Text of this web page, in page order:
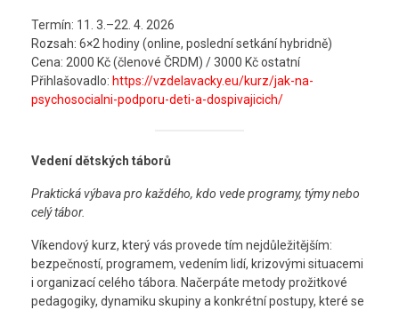
Termín: 11. 3.–22. 4. 2026
Rozsah: 6×2 hodiny (online, poslední setkání hybridně)
Cena: 2000 Kč (členové ČRDM) / 3000 Kč ostatní
Přihlašovadlo: https://vzdelavacky.eu/kurz/jak-na-
psychosocialni-podporu-deti-a-dospivajicich/
Vedení dětských táborů
Praktická výbava pro každého, kdo vede programy, týmy nebo
celý tábor.
Víkendový kurz, který vás provede tím nejdůležitějším:
bezpečností, programem, vedením lidí, krizovými situacemi
i organizací celého tábora. Načerpáte metody prožitkové
pedagogiky, dynamiku skupiny a konkrétní postupy, které se